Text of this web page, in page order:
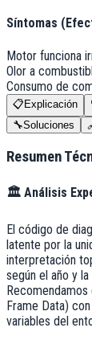
Síntomas
Motor funciona
Olor a
Consumo de
📋 Explicación
🔧Soluciones
Resumen
🏛️ Análisis
El código de
latente por la
interpretación
según el año y
Frame Data)
variables del